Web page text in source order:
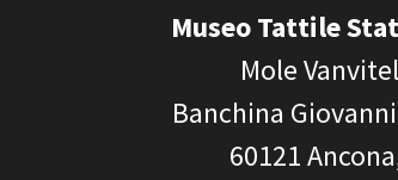
Museo Tattile
Mole
Banchina
60121